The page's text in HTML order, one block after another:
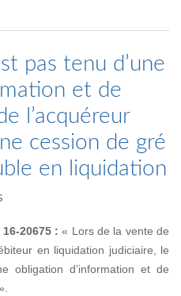
pas tenu d’une
et de
l’acquéreur
cession de gré
en liquidation
16-20675 :« Lors de la vente de
en liquidation judiciaire, le
obligation d’information et de